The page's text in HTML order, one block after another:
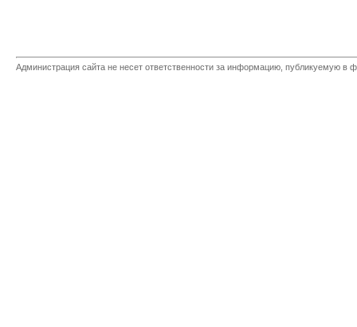
Администрация сайта не несет ответственности за информацию, публикуемую